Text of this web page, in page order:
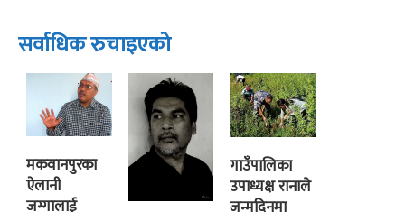
सर्वाधिक रुचाइएको
मकवानपुरका
ऐलानी
जग्गालाई
गाउँपालिका
उपाध्यक्ष रानाले